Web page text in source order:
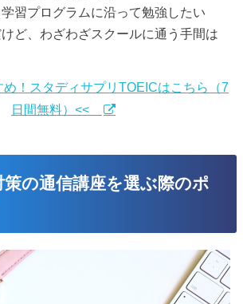
習プログラムに沿って勉強したい
ど、わざわざスクールに通う手間は
！スタディサプリTOEICはこちら（7
日間無料）<<
策の通信講座を選ぶ際のポ